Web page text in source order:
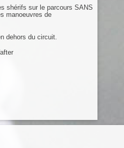
shérifs sur le parcours SANS
manoeuvres de
dehors du circuit.